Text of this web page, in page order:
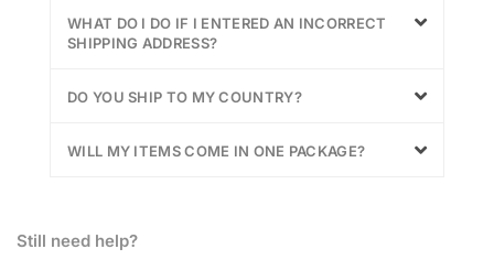
WHAT DO I DO IF I ENTERED AN INCORRECT
SHIPPING ADDRESS?
DO YOU SHIP TO MY COUNTRY?
WILL MY ITEMS COME IN ONE PACKAGE?
Still need help?